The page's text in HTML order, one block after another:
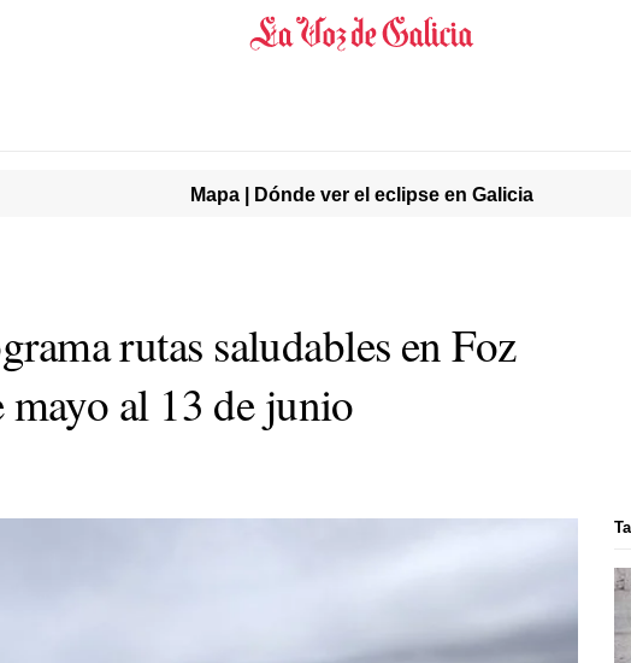
Mapa | Dónde ver el eclipse en Galicia
rutas saludables en Foz
mayo al 13 de junio